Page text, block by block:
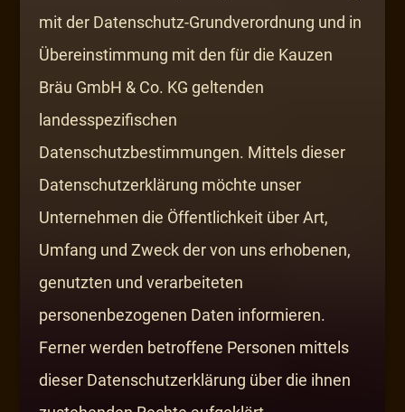
mit der Datenschutz-Grundverordnung und in
Übereinstimmung mit den für die Kauzen
Bräu GmbH & Co. KG geltenden
landesspezifischen
Datenschutzbestimmungen. Mittels dieser
Datenschutzerklärung möchte unser
Unternehmen die Öffentlichkeit über Art,
Umfang und Zweck der von uns erhobenen,
genutzten und verarbeiteten
personenbezogenen Daten informieren.
Ferner werden betroffene Personen mittels
dieser Datenschutzerklärung über die ihnen